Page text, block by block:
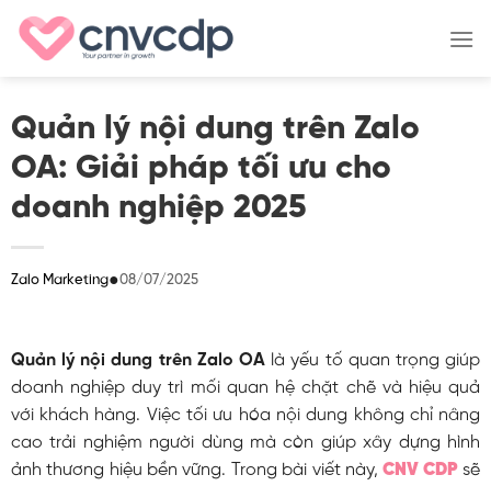
Skip
Quản lý nội dung trên Zalo
OA: Giải pháp tối ưu cho
doanh nghiệp 2025
Zalo Marketing●08/07/2025
Quản lý nội dung trên Zalo OA là yếu tố quan trọng giúp
doanh nghiệp duy trì mối quan hệ chặt chẽ và hiệu quả
với khách hàng. Việc tối ưu hóa nội dung không chỉ nâng
cao trải nghiệm người dùng mà còn giúp xây dựng hình
ảnh thương hiệu bền vững. Trong bài viết này,CNV CDPsẽ